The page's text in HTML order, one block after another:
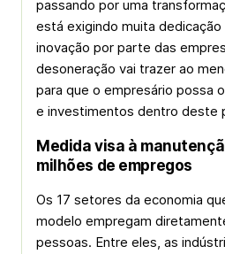
passando por uma
está exigindo muita
inovação por parte das
desoneração vai trazer ao
para que o empresário possa
e investimentos dentro deste
Medida visa à
milhões de empregos
Os 17 setores da economia
modelo empregam
pessoas. Entre eles, as